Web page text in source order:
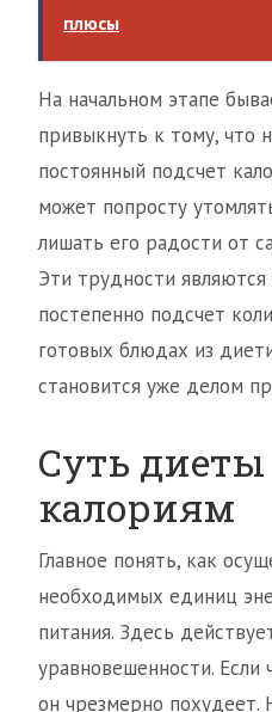
плюсы
На начальном этапе
привыкнуть к тому, что
постоянный подсчет
может попросту
лишать его радости от
Эти трудности
постепенно подсчет
готовых блюдах из
становится уже делом
Суть
калориям
Главное понять, как
необходимых единиц
питания. Здесь
уравновешенности. Если
он чрезмерно похудеет.